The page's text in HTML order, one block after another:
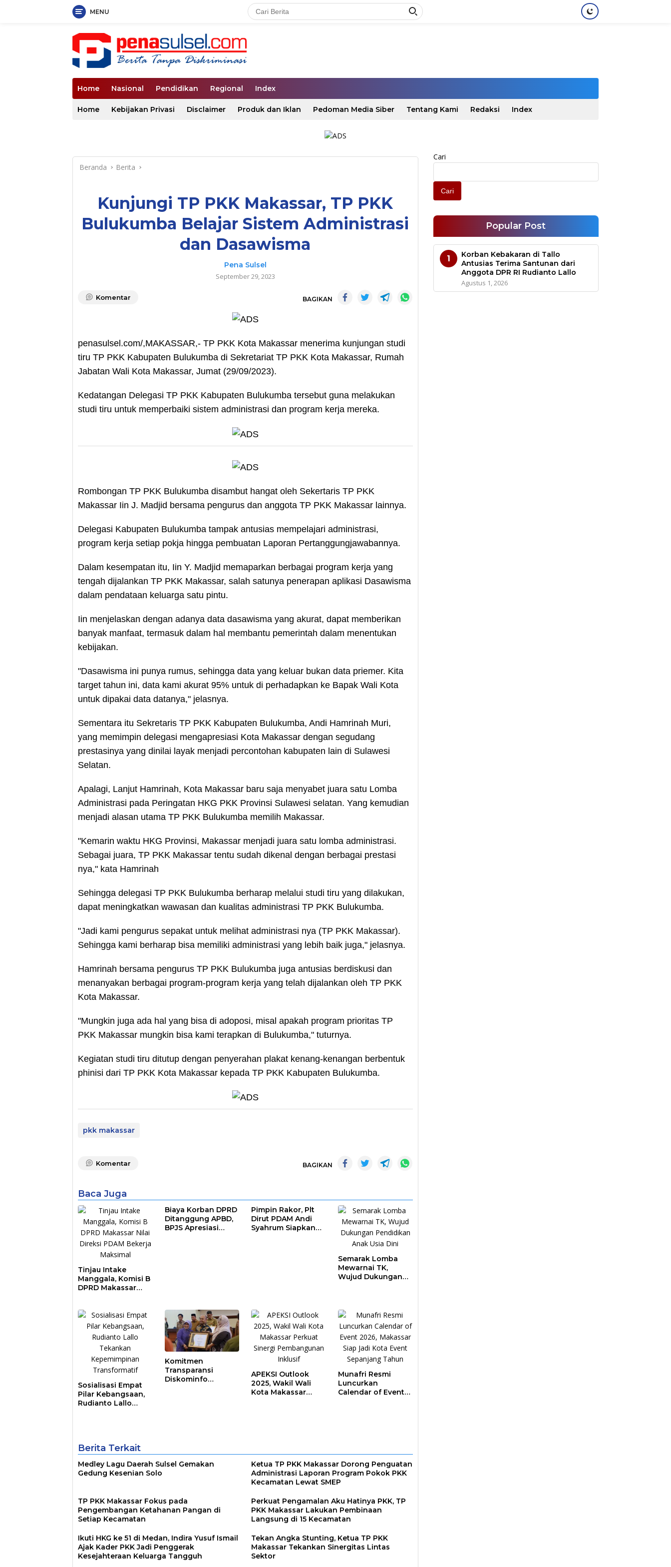
MENU
Home Nasional Pendidikan Regional Index
Home Kebijakan Privasi Disclaimer Produk dan Iklan Pedoman Media Siber Tentang Kami Redaksi Index
Beranda Berita
Kunjungi TP PKK Makassar, TP PKK
Bulukumba Belajar Sistem Administrasi
dan Dasawisma
Pena Sulsel
September 29, 2023
Komentar BAGIKAN
penasulsel.com/,MAKASSAR,- TP PKK Kota Makassar menerima kunjungan studi
tiru TP PKK Kabupaten Bulukumba di Sekretariat TP PKK Kota Makassar, Rumah
Jabatan Wali Kota Makassar, Jumat (29/09/2023).
Kedatangan Delegasi TP PKK Kabupaten Bulukumba tersebut guna melakukan
studi tiru untuk memperbaiki sistem administrasi dan program kerja mereka.
Rombongan TP PKK Bulukumba disambut hangat oleh Sekertaris TP PKK
Makassar Iin J. Madjid bersama pengurus dan anggota TP PKK Makassar lainnya.
Delegasi Kabupaten Bulukumba tampak antusias mempelajari administrasi,
program kerja setiap pokja hingga pembuatan Laporan Pertanggungjawabannya.
Dalam kesempatan itu, Iin Y. Madjid memaparkan berbagai program kerja yang
tengah dijalankan TP PKK Makassar, salah satunya penerapan aplikasi Dasawisma
dalam pendataan keluarga satu pintu.
Iin menjelaskan dengan adanya data dasawisma yang akurat, dapat memberikan
banyak manfaat, termasuk dalam hal membantu pemerintah dalam menentukan
kebijakan.
"Dasawisma ini punya rumus, sehingga data yang keluar bukan data priemer. Kita
target tahun ini, data kami akurat 95% untuk di perhadapkan ke Bapak Wali Kota
untuk dipakai data datanya," jelasnya.
Sementara itu Sekretaris TP PKK Kabupaten Bulukumba, Andi Hamrinah Muri,
yang memimpin delegasi mengapresiasi Kota Makassar dengan segudang
prestasinya yang dinilai layak menjadi percontohan kabupaten lain di Sulawesi
Selatan.
Apalagi, Lanjut Hamrinah, Kota Makassar baru saja menyabet juara satu Lomba
Administrasi pada Peringatan HKG PKK Provinsi Sulawesi selatan. Yang kemudian
menjadi alasan utama TP PKK Bulukumba memilih Makassar.
"Kemarin waktu HKG Provinsi, Makassar menjadi juara satu lomba administrasi.
Sebagai juara, TP PKK Makassar tentu sudah dikenal dengan berbagai prestasi
nya," kata Hamrinah
Sehingga delegasi TP PKK Bulukumba berharap melalui studi tiru yang dilakukan,
dapat meningkatkan wawasan dan kualitas administrasi TP PKK Bulukumba.
"Jadi kami pengurus sepakat untuk melihat administrasi nya (TP PKK Makassar).
Sehingga kami berharap bisa memiliki administrasi yang lebih baik juga," jelasnya.
Hamrinah bersama pengurus TP PKK Bulukumba juga antusias berdiskusi dan
menanyakan berbagai program-program kerja yang telah dijalankan oleh TP PKK
Kota Makassar.
"Mungkin juga ada hal yang bisa di adoposi, misal apakah program prioritas TP
PKK Makassar mungkin bisa kami terapkan di Bulukumba," tuturnya.
Kegiatan studi tiru ditutup dengan penyerahan plakat kenang-kenangan berbentuk
phinisi dari TP PKK Kota Makassar kepada TP PKK Kabupaten Bulukumba.
pkk makassar
Komentar BAGIKAN
Baca Juga
Tinjau Intake
Manggala, Komisi B
DPRD Makassar
Biaya Korban DPRD
Ditanggung APBD,
BPJS Apresiasi
Pimpin Rakor, Plt
Dirut PDAM Andi
Syahrum Siapkan
Semarak Lomba
Mewarnai TK,
Wujud Dukungan
Sosialisasi Empat
Pilar Kebangsaan,
Rudianto Lallo
Komitmen
Transparansi
Diskominfo
APEKSI Outlook
2025, Wakil Wali
Kota Makassar
Munafri Resmi
Luncurkan
Calendar of Event
Berita Terkait
Medley Lagu Daerah Sulsel Gemakan
Gedung Kesenian Solo
Ketua TP PKK Makassar Dorong Penguatan
Administrasi Laporan Program Pokok PKK
Kecamatan Lewat SMEP
TP PKK Makassar Fokus pada
Pengembangan Ketahanan Pangan di
Setiap Kecamatan
Perkuat Pengamalan Aku Hatinya PKK, TP
PKK Makassar Lakukan Pembinaan
Langsung di 15 Kecamatan
Ikuti HKG ke 51 di Medan, Indira Yusuf Ismail
Ajak Kader PKK Jadi Penggerak
Kesejahteraan Keluarga Tangguh
Tekan Angka Stunting, Ketua TP PKK
Makassar Tekankan Sinergitas Lintas
Sektor
Cari
Cari
Popular Post
1
Korban Kebakaran di Tallo
Antusias Terima Santunan dari
Anggota DPR RI Rudianto Lallo
Agustus 1, 2026